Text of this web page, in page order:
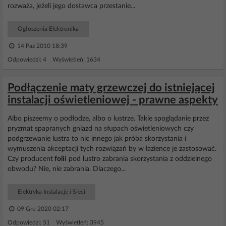
rozważa, jeżeli jego dostawca przestanie...
Ogłoszenia Elektronika
14 Paź 2010 18:39
Odpowiedzi: 4 Wyświetleń: 1634
Podłączenie maty grzewczej do istniejącej
instalacji oświetleniowej - prawne aspekty
Albo piszeemy o podłodze, albo o lustrze. Takie spoglądanie przez
pryzmat spapranych gniazd na słupach oświetleniowych czy
podgrzewanie lustra to nic innego jak próba skorzystania i
wymuszenia akceptacji tych rozwiązań by w łazience je zastosować.
Czy producent folii pod lustro zabrania skorzystania z oddzielnego
obwodu? Nie, nie zabrania. Dlaczego...
Elektryka Instalacje i Sieci
09 Gru 2020 02:17
Odpowiedzi: 51 Wyświetleń: 3945